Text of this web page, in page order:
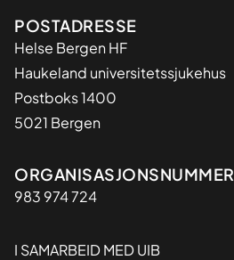
Adresse
POSTADRESSE
Helse Bergen HF
Haukeland universitetssjukehus
Postboks 1400
5021 Bergen
Organisasjon
ORGANISASJONSNUMMER
983 974 724
I SAMARBEID MED UIB